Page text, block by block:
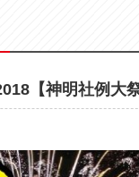
【神明社例